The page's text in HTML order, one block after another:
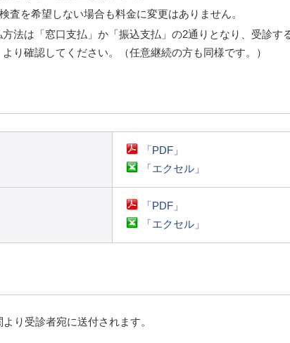
査を希望しない場合も料金に変更はありません。
法は「窓口支払」か「振込支払」の2通りとなり、受診す
り確認してください。（任意継続の方も同様です。）
「PDF」
「エクセル」
「PDF」
「エクセル」
り受診者宛に送付されます。